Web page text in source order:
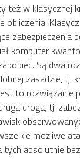
też w
zabezpieczenia
komputer
Są dwa
zasadzie,
to rozwiązanie
droga, tj.
możliwe
tych absolutnie